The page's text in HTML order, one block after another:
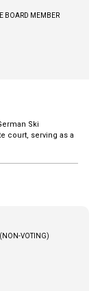
BOARD MEMBER
Ski
court, serving as a
VOTING)